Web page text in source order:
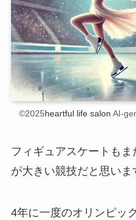
©2025heartful life salon AI-
フィギュアスケートも
が大きい競技だと思いま
4年に一度のオリンピッ